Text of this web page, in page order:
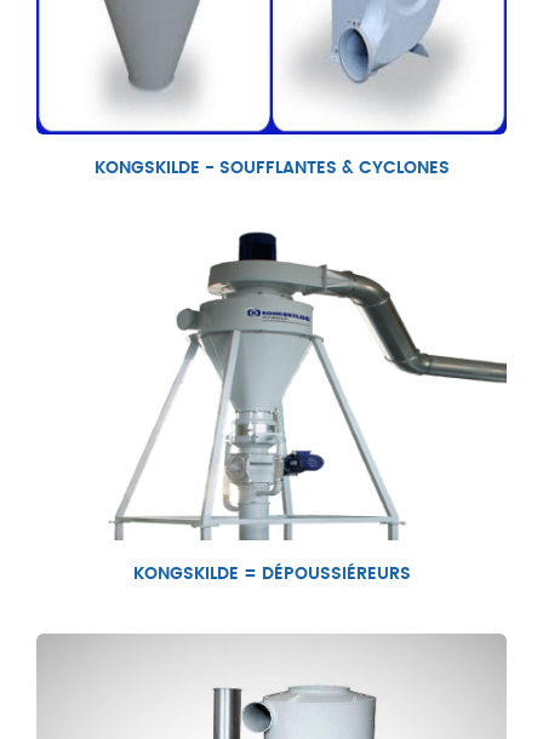
KONGSKILDE - SOUFFLANTES & CYCLONES
KONGSKILDE = DÉPOUSSIÉREURS